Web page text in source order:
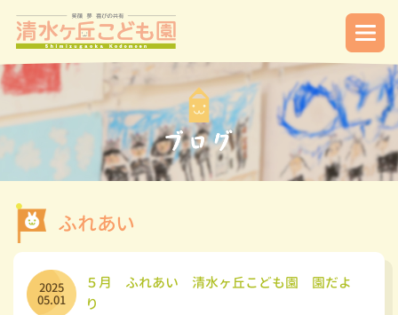
ふれあい
2025
05.01
５月 ふれあい 清水ヶ丘こども園 園だよ
り